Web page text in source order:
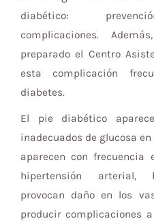
diabético:
complicaciones.
preparado el Centro
esta complicación
diabetes.
El pie diabético
inadecuados de glucosa
aparecen con frecuencia
hipertensión arterial,
provocan daño en los
producir complicaciones